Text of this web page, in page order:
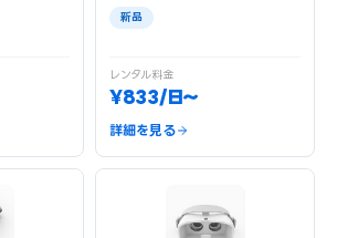
新品
レンタル料金
¥833/日〜
詳細を見る